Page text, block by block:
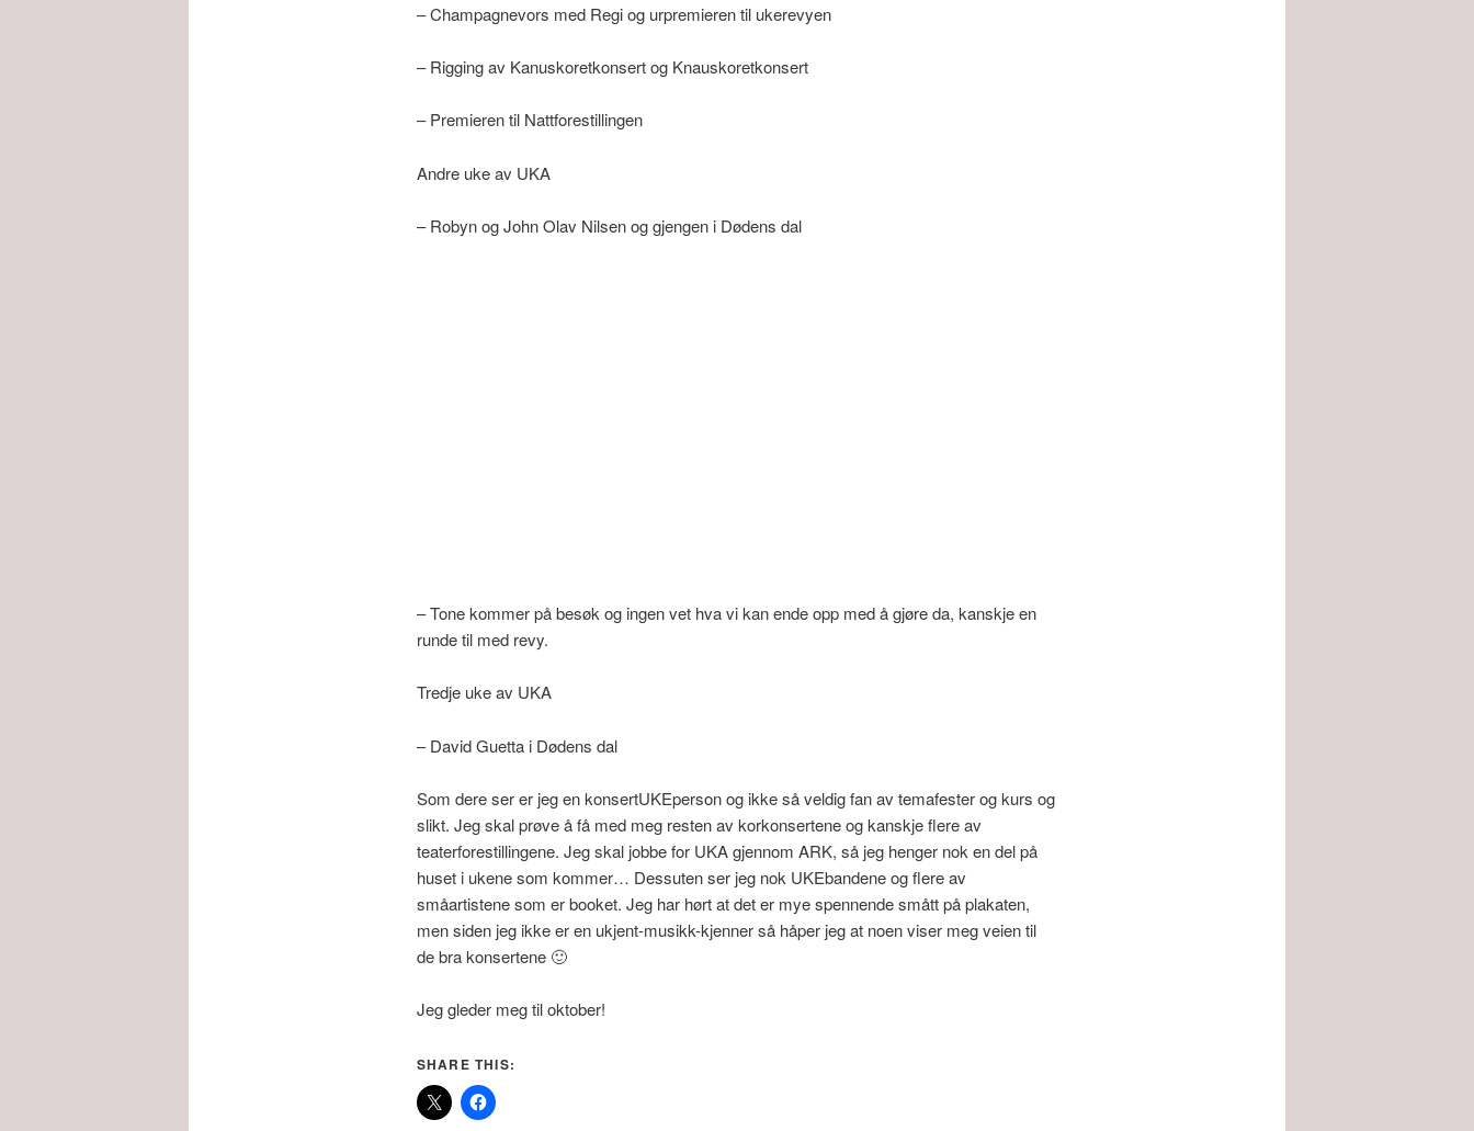
– Champagnevors med Regi og urpremieren til ukerevyen
– Rigging av Kanuskoretkonsert og Knauskoretkonsert
– Premieren til Nattforestillingen
Andre uke av UKA
– Robyn og John Olav Nilsen og gjengen i Dødens dal
– Tone kommer på besøk og ingen vet hva vi kan ende opp med å gjøre da, kanskje en
runde til med revy.
Tredje uke av UKA
– David Guetta i Dødens dal
Som dere ser er jeg en konsertUKEperson og ikke så veldig fan av temafester og kurs og
slikt. Jeg skal prøve å få med meg resten av korkonsertene og kanskje flere av
teaterforestillingene. Jeg skal jobbe for UKA gjennom ARK, så jeg henger nok en del på
huset i ukene som kommer… Dessuten ser jeg nok UKEbandene og flere av
småartistene som er booket. Jeg har hørt at det er mye spennende smått på plakaten,
men siden jeg ikke er en ukjent-musikk-kjenner så håper jeg at noen viser meg veien til
de bra konsertene 🙂
Jeg gleder meg til oktober!
SHARE THIS: